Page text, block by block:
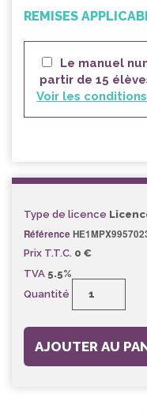
REMISES
Le manuel
partir de 15
Voir les
Type de licence
Référence
Prix T.T.C. 0 €
TVA 5.5%
Quantité
AJOUTER AU